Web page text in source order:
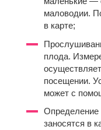
маловодии.
в карте;
плода.
посещении.
может с
Определение
заносятся в